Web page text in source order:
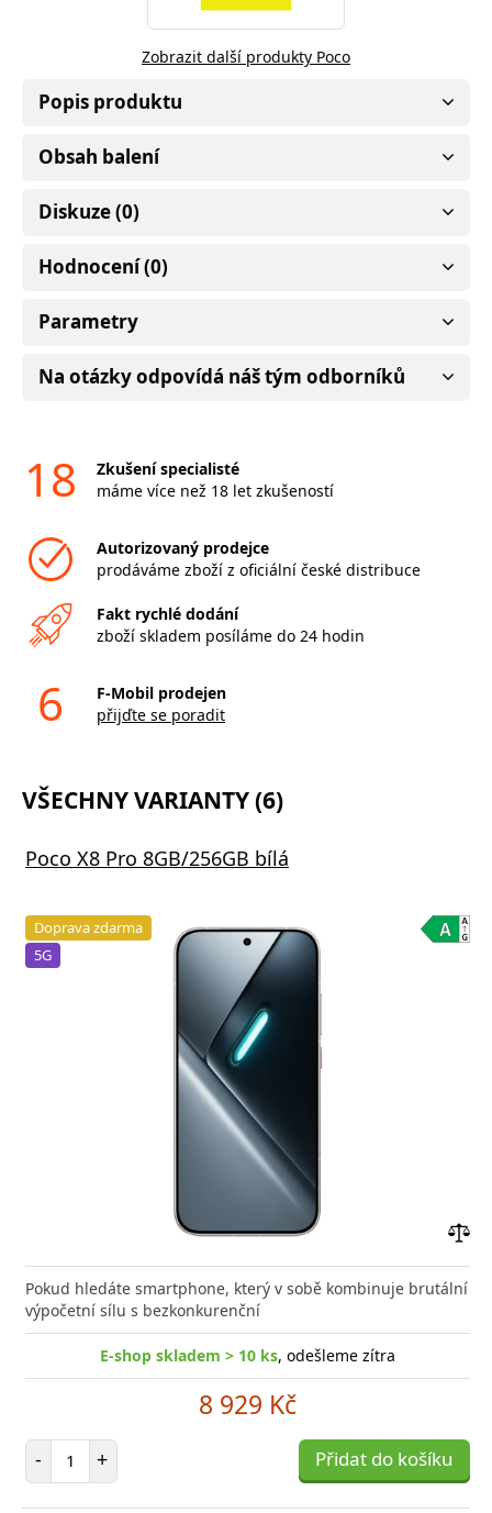
Zobrazit další produkty Poco
Popis produktu
Obsah balení
Diskuze (0)
Hodnocení (0)
Parametry
Na otázky odpovídá náš tým odborníků
18
Zkušení specialisté
máme více než 18 let zkušeností
Autorizovaný prodejce
prodáváme zboží z oficiální české distribuce
Fakt rychlé dodání
zboží skladem posíláme do 24 hodin
6
F-Mobil prodejen
přijďte se poradit
VŠECHNY VARIANTY (6)
Poco X8 Pro 8GB/256GB bílá
Doprava zdarma
5G
Pokud hledáte smartphone, který v sobě kombinuje brutální
výpočetní sílu s bezkonkurenční
E-shop skladem > 10 ks, odešleme zítra
8 929 Kč
- Počet položek
+ Přidat do košíku